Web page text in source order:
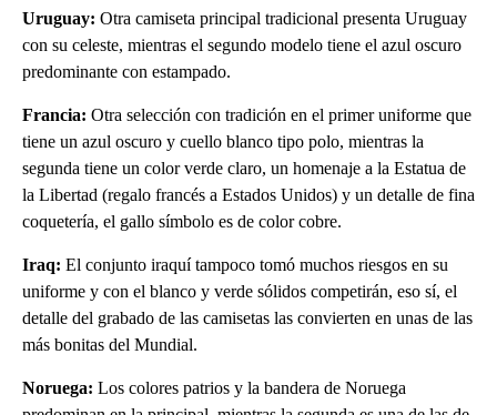
Uruguay: Otra camiseta principal tradicional presenta Uruguay
con su celeste, mientras el segundo modelo tiene el azul oscuro
predominante con estampado.
Francia: Otra selección con tradición en el primer uniforme que
tiene un azul oscuro y cuello blanco tipo polo, mientras la
segunda tiene un color verde claro, un homenaje a la Estatua de
la Libertad (regalo francés a Estados Unidos) y un detalle de fina
coquetería, el gallo símbolo es de color cobre.
Iraq: El conjunto iraquí tampoco tomó muchos riesgos en su
uniforme y con el blanco y verde sólidos competirán, eso sí, el
detalle del grabado de las camisetas las convierten en unas de las
más bonitas del Mundial.
Noruega: Los colores patrios y la bandera de Noruega